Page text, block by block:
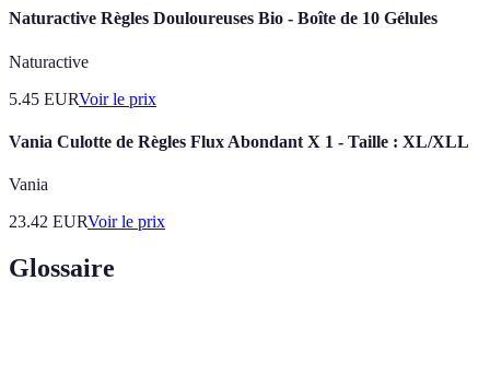
Naturactive Règles Douloureuses Bio - Boîte de 10 Gélules
Naturactive
5.45 EURVoir le prix
Vania Culotte de Règles Flux Abondant X 1 - Taille : XL/XLL
Vania
23.42 EURVoir le prix
Glossaire